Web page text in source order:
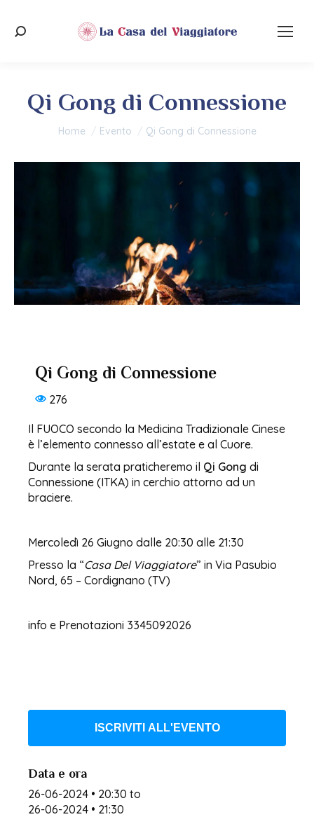
Cerca:
Qi Gong di Connessione
Tu sei qui:
Home Evento Qi Gong di Connessione
Qi Gong di Connessione
276
Il FUOCO secondo la Medicina Tradizionale Cinese
è l’elemento connesso all’estate e al Cuore.
Durante la serata praticheremo il Qi Gong di
Connessione (ITKA) in cerchio attorno ad un
braciere.
Mercoledì 26 Giugno dalle 20:30 alle 21:30
Presso la “Casa Del Viaggiatore” in Via Pasubio
Nord, 65 – Cordignano (TV)
info e Prenotazioni 3345092026
ISCRIVITI ALL'EVENTO
Data e ora
26-06-2024 • 20:30 to
26-06-2024 • 21:30